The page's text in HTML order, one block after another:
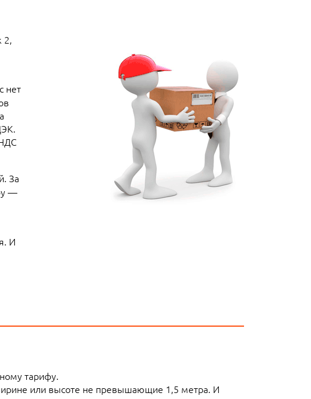
2,
нет
За
—
И
тарифу.
или высоте не превышающие 1,5 метра. И